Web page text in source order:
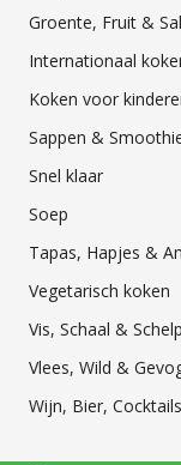
Groente, Fruit &
Internationaal
Koken voor
Sappen &
Snel klaar
Soep
Tapas, Hapjes &
Vegetarisch koken
Vis, Schaal &
Vlees, Wild &
Wijn, Bier,